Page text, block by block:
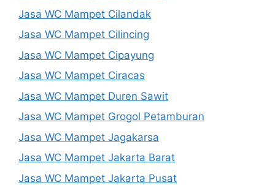
Jasa WC Mampet Cilandak
Jasa WC Mampet Cilincing
Jasa WC Mampet Cipayung
Jasa WC Mampet Ciracas
Jasa WC Mampet Duren Sawit
Jasa WC Mampet Grogol Petamburan
Jasa WC Mampet Jagakarsa
Jasa WC Mampet Jakarta Barat
Jasa WC Mampet Jakarta Pusat